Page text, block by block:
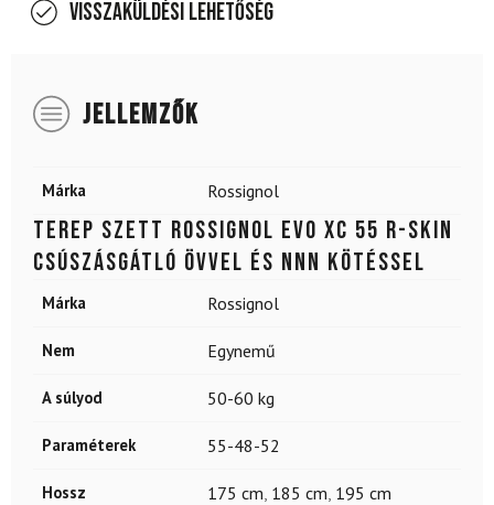
Visszaküldési lehetőség
JELLEMZŐK
Márka Rossignol
Terep szett ROSSIGNOL Evo XC 55 R-Skin
csúszásgátló övvel és NNN kötéssel
Márka Rossignol
Nem Egynemű
A súlyod 50-60 kg
Paraméterek 55-48-52
Hossz 175 cm 185 cm 195 cm